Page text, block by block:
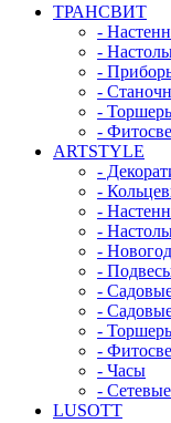
ТРАНСВИТ
-
-
-
-
-
-
ARTSTYLE
-
-
-
-
-
-
-
-
-
-
- Часы
-
LUSOTT